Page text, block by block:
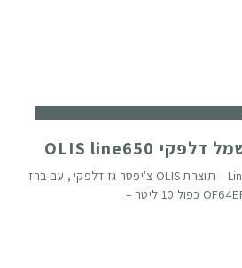
צ'יפסר חשמלי דלפקי Line 650 – תוצרת OLIS צ'יפסר גז דלפקי , עם ברז